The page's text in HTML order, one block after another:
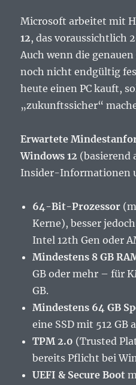
Microsoft arbeitet mit
12, das voraussichtlich
Auch wenn die
noch nicht endgültig
heute einen PC kauft,
„zukunftssicher“
Erwartete
Windows 12 (basierend
Insider-Informationen
64-Bit-Prozessor
Kerne), besser
Intel 12th Gen oder
Mindestens 8 GB
GB oder mehr – für
GB.
Mindestens 64 GB
eine SSD mit 512 GB
TPM 2.0 (Trusted
bereits Pflicht bei
UEFI & Secure Boot